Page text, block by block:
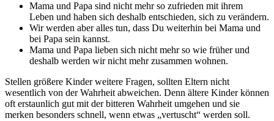
Mama und Papa sind nicht mehr so zufrieden mit ihrem
Leben und haben sich deshalb entschieden, sich zu verändern.
Wir werden aber alles tun, dass Du weiterhin bei Mama und
bei Papa sein kannst.
Mama und Papa lieben sich nicht mehr so wie früher und
deshalb werden wir nicht mehr zusammen wohnen.
Stellen größere Kinder weitere Fragen, sollten Eltern nicht
wesentlich von der Wahrheit abweichen. Denn ältere Kinder können
oft erstaunlich gut mit der bitteren Wahrheit umgehen und sie
merken besonders schnell, wenn etwas „vertuscht“ werden soll.